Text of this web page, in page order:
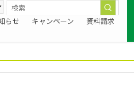
らせ キャンペーン 資料請求